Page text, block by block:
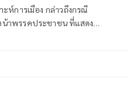
ห์การเมือง กล่าวถึงกรณี
าพรรคประชาชน ที่แสดง